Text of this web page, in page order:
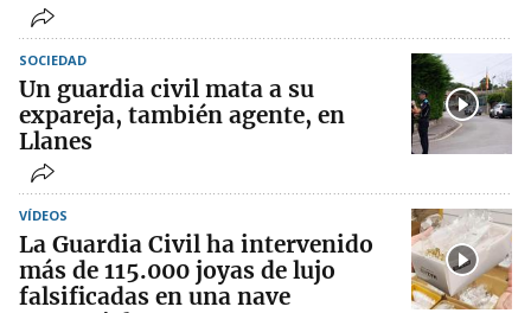
SOCIEDAD
Un guardia civil mata a su
expareja, también agente, en
Llanes
VÍDEOS
La Guardia Civil ha intervenido
más de 115.000 joyas de lujo
falsificadas en una nave